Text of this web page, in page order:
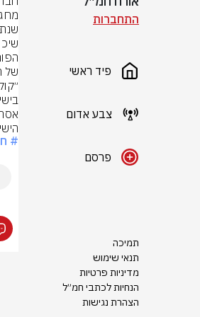
התחברות
פיד ראשי
צבע אדום
פרסם
תמיכה
תנאי שימוש
מדיניות פרטיות
הנחיות לכתבי חמ״ל
הצהרת נגישות
#